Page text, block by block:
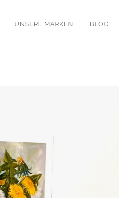
UNSERE MARKEN BLOG